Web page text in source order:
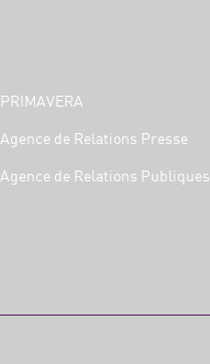
PRIMAVERA
Agence de Relations Presse
Agence de Relations Publiques